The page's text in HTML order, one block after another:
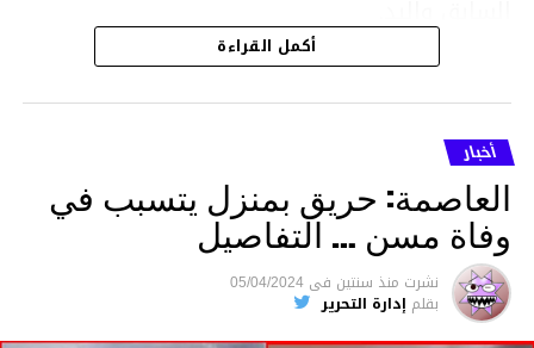
هذا وقد تمكن أعوان مركز الأمن الوطني بحي
هلال في توقيت قياسي من محاصرة المشتبه به
والقبض عليه وإحالته على التحقيق في خصوص
ما نُسبه إليه.
متابعة
قسم الاخبار
أكمل القراءة
أخبار
العاصمة: حريق بمنزل يتسبب في
وفاة مسن … التفاصيل
نشرت منذ سنتين فى 05/04/2024
بقلم إدارة التحرير